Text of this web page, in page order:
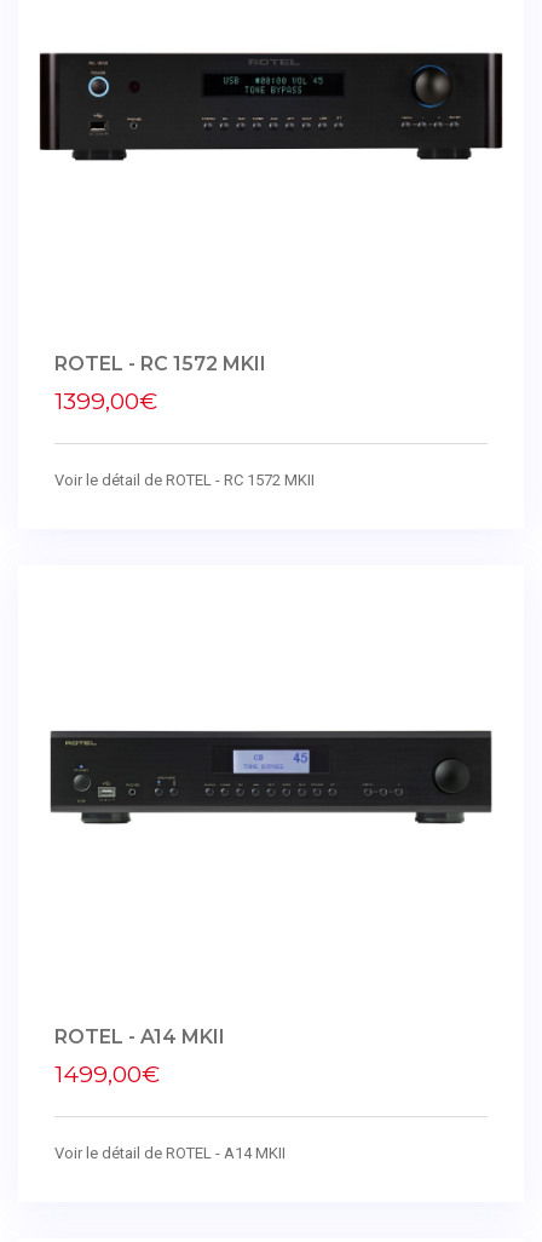
ROTEL - RC 1572 MKII
1399,00€
Voir le détail de ROTEL - RC 1572 MKII
ROTEL - A14 MKII
1499,00€
Voir le détail de ROTEL - A14 MKII